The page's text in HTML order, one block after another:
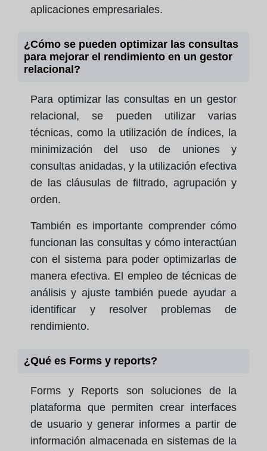
aplicaciones empresariales.
¿Cómo se pueden optimizar las consultas
para mejorar el rendimiento en un gestor
relacional?
Para optimizar las consultas en un gestor
relacional, se pueden utilizar varias
técnicas, como la utilización de índices, la
minimización del uso de uniones y
consultas anidadas, y la utilización efectiva
de las cláusulas de filtrado, agrupación y
orden.
También es importante comprender cómo
funcionan las consultas y cómo interactúan
con el sistema para poder optimizarlas de
manera efectiva. El empleo de técnicas de
análisis y ajuste también puede ayudar a
identificar y resolver problemas de
rendimiento.
¿Qué es Forms y reports?
Forms y Reports son soluciones de la
plataforma que permiten crear interfaces
de usuario y generar informes a partir de
información almacenada en sistemas de la